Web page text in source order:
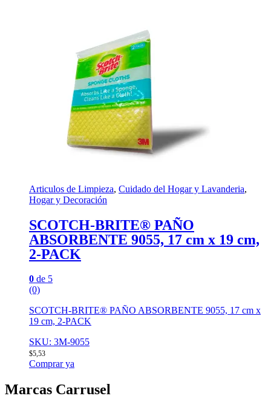
Articulos de Limpieza, Cuidado del Hogar y Lavanderia,
Hogar y Decoración
SCOTCH-BRITE® PAÑO
ABSORBENTE 9055, 17 cm x 19 cm,
2-PACK
0 de 5
(0)
SCOTCH-BRITE® PAÑO ABSORBENTE 9055, 17 cm x
19 cm, 2-PACK
SKU: 3M-9055
$5,53
Comprar ya
Marcas Carrusel